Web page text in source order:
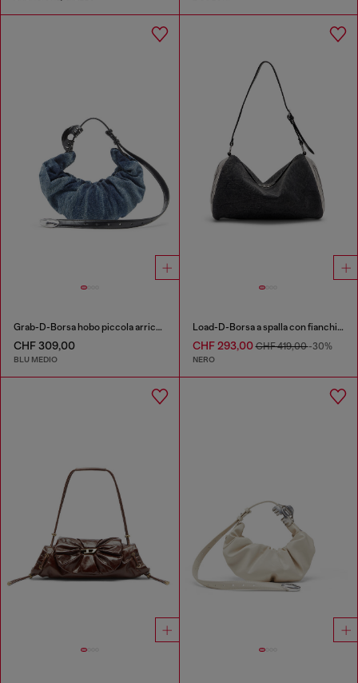
Grab-D-Borsa hobo piccola arricciata in denim trattato
CHF 309,00
BLU MEDIO
Load-D-Borsa a spalla con fianchi Oval D
CHF 293,00CHF 419,00-30%
NERO